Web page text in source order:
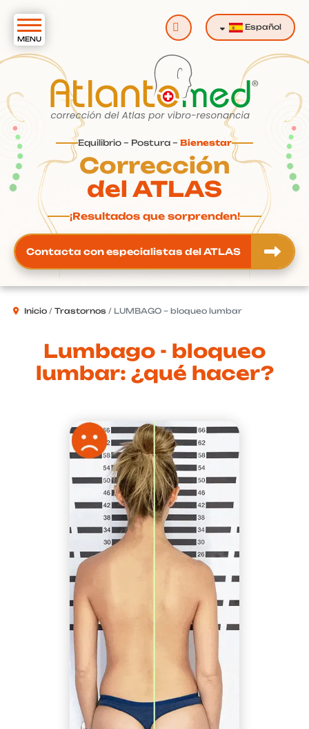
Equilibrio – Postura – Bienestar
Corrección
del ATLAS
¡Resultados que sorprenden!
Contacta con especialistas del ATLAS
Buscar Español
Inicio Trastornos LUMBAGO – bloqueo lumbar
Lumbago - bloqueo
lumbar: ¿qué hacer?